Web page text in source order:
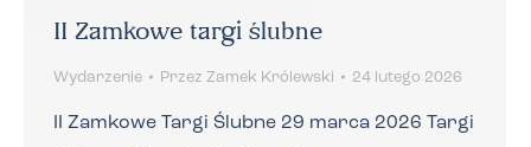
II Zamkowe targi ślubne
Wydarzenie Przez Zamek Królewski 24 lutego 2026
II Zamkowe Targi Ślubne 29 marca 2026 Targi